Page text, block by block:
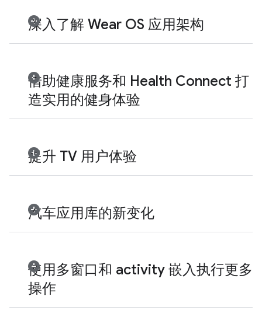
深入了解 Wear OS 应用架构
借助健康服务和 Health Connect 打
造实用的健身体验
提升 TV 用户体验
汽车应用库的新变化
使用多窗口和 activity 嵌入执行更多
操作